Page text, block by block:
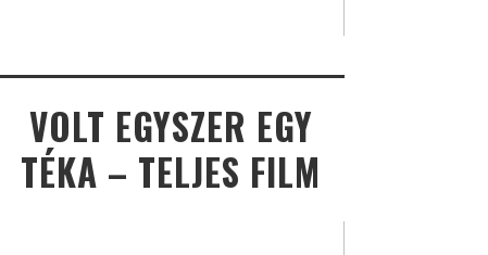
VOLT EGYSZER EGY
TÉKA – TELJES FILM